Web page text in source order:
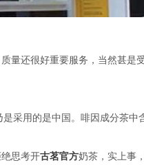
量还很好重要服务，当然甚是
采用的是中国。啡因成分茶中
思考开古茗官方奶茶，实上事